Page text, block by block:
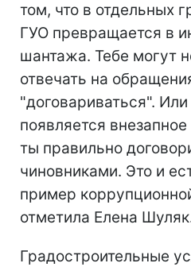
том, что в отдельных
ГУО превращается в
шантажа. Тебе могут
отвечать на
"договариваться".
появляется
ты правильно
чиновниками. Это и
пример
отметила Елена
Градостроительные